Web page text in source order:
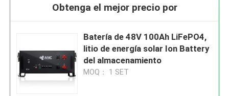
Obtenga el mejor precio por
Batería de 48V 100Ah LiFePO4,
litio de energía solar Ion Battery
del almacenamiento
MOQ： 1 SET